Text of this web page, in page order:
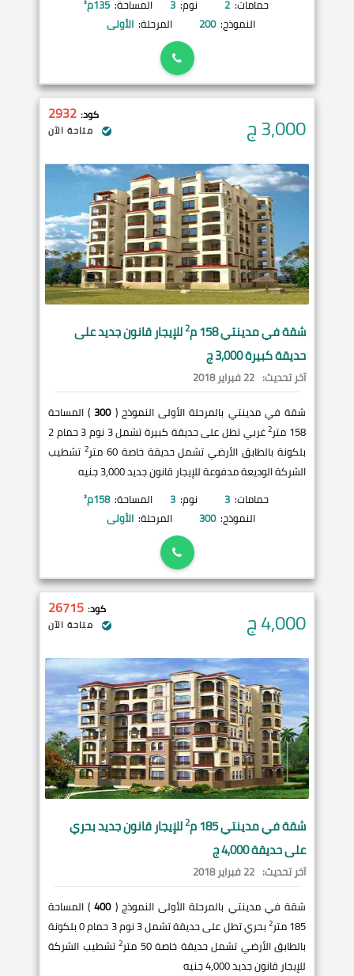
حمامات: 2 نوم: 3 المساحة: 135م²
النموذج: 200 المرحلة: الأولى
3,000ج كود: 2932
متاحة الآن
شقة فيمدينتي158 م 2للإيجار قانون جديد على
حديقة كبيرة 3,000 ج
آخر تحديث: 22 فبراير 2018
شقة في مدينتي بالمرحلة الأولى النموذج (300) المساحة
158 متر
2
غربي تطل على حديقة كبيرة تشمل 3 نوم 3 حمام 2
بلكونة بالطابق الأرضي تشمل حديقة خاصة 60 متر
2 تشطيب
الشركة الوديعة مدفوعة للإيجار قانون جديد 3,000 جنيه
حمامات: 3 نوم: 3 المساحة: 158م²
النموذج: 300 المرحلة: الأولى
4,000ج كود: 26715
متاحة الآن
شقة فيمدينتي185 م 2للإيجار قانون جديد بحري
على حديقة 4,000 ج
آخر تحديث: 22 فبراير 2018
شقة في مدينتي بالمرحلة الأولى النموذج (400) المساحة
185 متر
2
بحري تطل على حديقة تشمل 3 نوم 3 حمام 0 بلكونة
بالطابق الأرضي تشمل حديقة خاصة 50 متر
2 تشطيب الشركة
للإيجار قانون جديد 4,000 جنيه